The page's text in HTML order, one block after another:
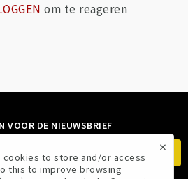
om te reageren
VOOR DE NIEUWSBRIEF
×
cookies to store and/or access
this to improve browsing